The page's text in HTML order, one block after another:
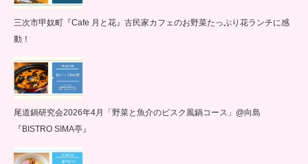
三次市甲奴町『Cafe 月と花』古民家カフェのお野菜たっぷり花ランチに感
動！
尾道鍋研究会2026年4月「野菜と魚介のビスク風鍋コース」@向島
『BISTRO SIMA亭』